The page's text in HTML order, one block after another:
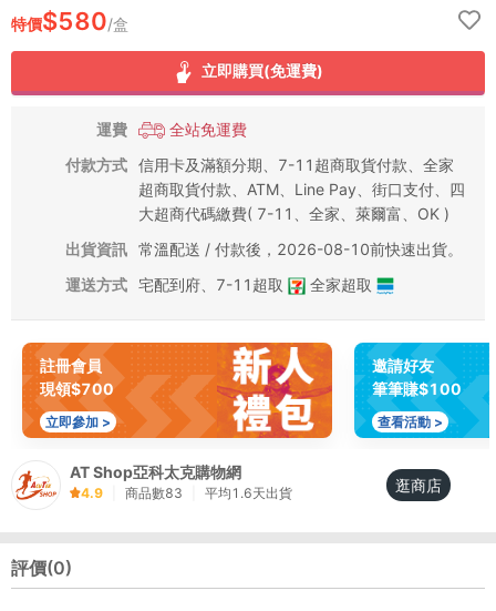
特價$580/盒
立即購買(免運費)
運費
全站免運費
付款方式 信用卡及滿額分期、7-11超商取貨付款、全家
超商取貨付款、ATM、Line Pay、街口支付、四
大超商代碼繳費( 7-11、全家、萊爾富、OK )
出貨資訊 常溫配送 / 付款後，2026-08-10前快速出貨。
運送方式 宅配到府 7-11超取 全家超取
註冊會員
現領$700
立即參加 >
邀請好友
筆筆賺$100
查看活動 >
AT Shop亞科太克購物網
4.9 商品數83 平均 1.6天出貨 逛商店
評價(0)